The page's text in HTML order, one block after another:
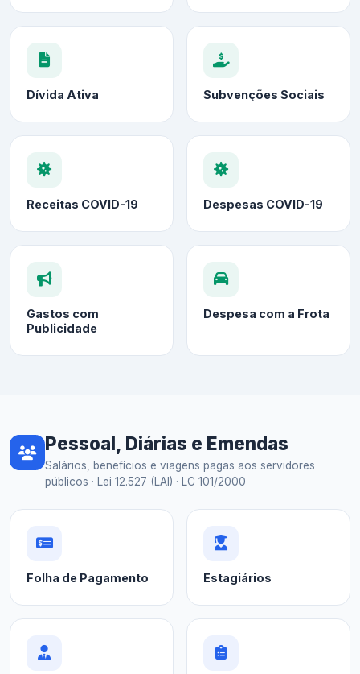
Dívida Ativa Subvenções Sociais
Receitas COVID-19 Despesas COVID-19
Gastos com
Publicidade
Despesa com a Frota
Pessoal, Diárias e Emendas
Salários, benefícios e viagens pagas aos servidores
públicos · Lei 12.527 (LAI) · LC 101/2000
Folha de Pagamento Estagiários